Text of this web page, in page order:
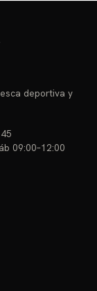
deportiva y
09:00–12:00